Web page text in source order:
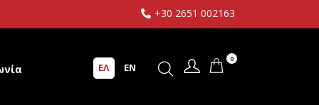
+30 2651 002163
ΕΛ EN
0